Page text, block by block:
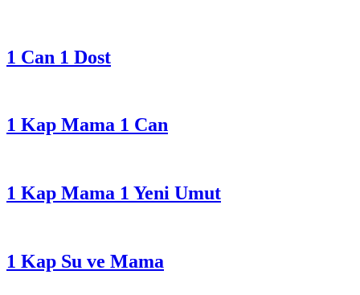
1 Can 1 Dost
1 Kap Mama 1 Can
1 Kap Mama 1 Yeni Umut
1 Kap Su ve Mama